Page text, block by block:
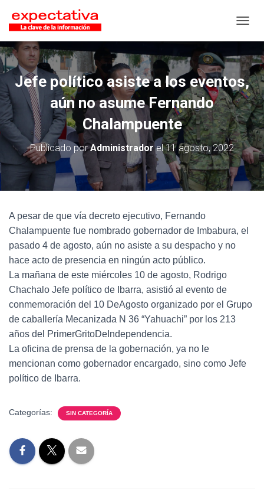
Jefe político asiste a los eventos,
aún no asume Fernando
Chalampuente
Publicado porAdministradorel11 agosto, 2022
A pesar de que vía decreto ejecutivo, Fernando
Chalampuente fue nombrado gobernador de Imbabura, el
pasado 4 de agosto, aún no asiste a su despacho y no
hace acto de presencia en ningún acto público.
La mañana de este miércoles 10 de agosto, Rodrigo
Chachalo Jefe político de Ibarra, asistió al evento de
conmemoración del 10 DeAgosto organizado por el Grupo
de caballería Mecanizada N 36 “Yahuachi” por los 213
años del PrimerGritoDeIndependencia.
La oficina de prensa de la gobernación, ya no le
mencionan como gobernador encargado, sino como Jefe
político de Ibarra.
Categorías: SIN CATEGORÍA